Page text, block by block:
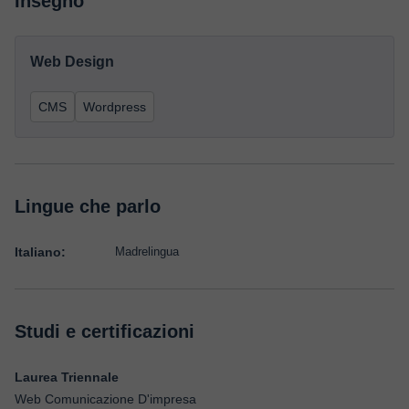
Web Design
CMS Wordpress
Lingue che parlo
Italiano: Madrelingua
Studi e certificazioni
Laurea Triennale
Web Comunicazione D'impresa